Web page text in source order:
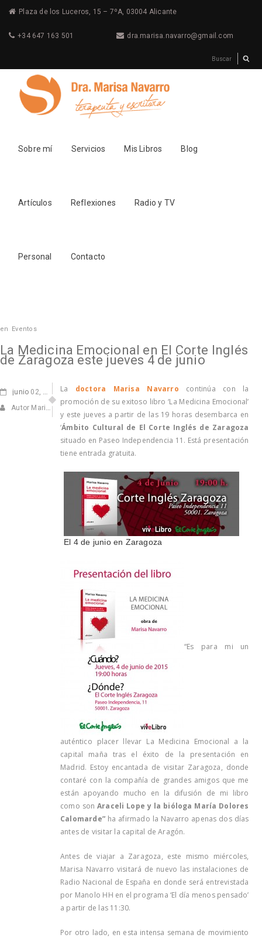
Plaza de los Luceros, 15 – 7ºA, 03004 Alicante
+34 647 163 501 dra.marisa.navarro@gmail.com
Sobre mí Servicios Mis Libros Blog
Artículos Reflexiones Radio y TV
Personal Contacto
en Eventos
La Medicina Emocional en El Corte Inglés
de Zaragoza este jueves 4 de junio
junio 02, 2015
Autor Marisa Navarro
La doctora Marisa Navarro continúa con la
promoción de su exitoso libro ‘La Medicina Emocional’
y este jueves a partir de las 19 horas desembarca en
‘Ámbito Cultural de El Corte Inglés de Zaragoza
situado en Paseo Independencia 11. Está presentación
tiene entrada gratuita.
El 4 de junio en Zaragoza
“Es para mi un
auténtico placer llevar La Medicina Emocional a la
capital maña tras el éxito de la presentación en
Madrid. Estoy encantada de visitar Zaragoza, donde
contaré con la compañía de grandes amigos que me
están apoyando mucho en la difusión de mi libro
como son Araceli Lope y la bióloga María Dolores
Calomarde” ha afirmado la Navarro apenas dos días
antes de visitar la capital de Aragón.
Antes de viajar a Zaragoza, este mismo miércoles,
Marisa Navarro visitará de nuevo las instalaciones de
Radio Nacional de España en donde será entrevistada
por Manolo HH en el programa ‘El día menos pensado’
a partir de las 11:30.
Por otro lado, en esta intensa semana de movimiento